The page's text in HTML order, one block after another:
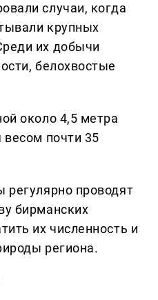
случаи, когда
крупных
их добычи
белохвостые
около 4,5 метра
весом почти 35
регулярно проводят
бирманских
их численность и
региона.